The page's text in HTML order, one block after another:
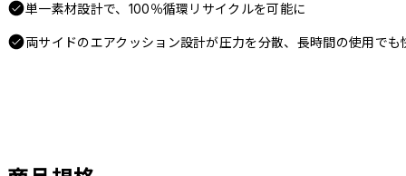
単一素材設計で、100％循環リサイクルを可能に
両サイドのエアクッション設計が圧力を分散、長時間の使用でも